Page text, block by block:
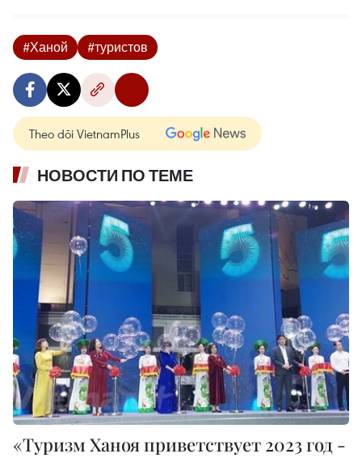
#Ханой #туристов
Theo dõi VietnamPlus
НОВОСТИ ПО ТЕМЕ
«Туризм Ханоя приветствует 2023 год -